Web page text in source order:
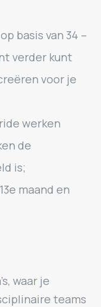
basis van 34 –
verder kunt
voor je
werken
de
is;
maand en
waar je
teams